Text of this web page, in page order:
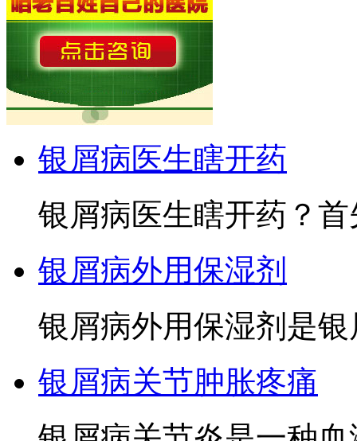
银屑病医生瞎开药
银屑病医生瞎开药？
银屑病外用保湿剂
银屑病外用保湿剂是
银屑病关节肿胀疼痛